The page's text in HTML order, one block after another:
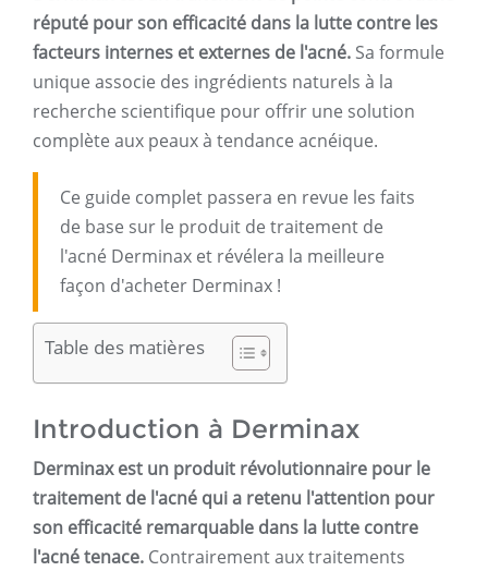
réputé pour son efficacité dans la lutte contre les
facteurs internes et externes de l'acné. Sa formule
unique associe des ingrédients naturels à la
recherche scientifique pour offrir une solution
complète aux peaux à tendance acnéique.
Ce guide complet passera en revue les faits
de base sur le produit de traitement de
l'acné Derminax et révélera la meilleure
façon d'acheter Derminax !
Table des matières
Introduction à Derminax
Derminax est un produit révolutionnaire pour le
traitement de l'acné qui a retenu l'attention pour
son efficacité remarquable dans la lutte contre
l'acné tenace. Contrairement aux traitements